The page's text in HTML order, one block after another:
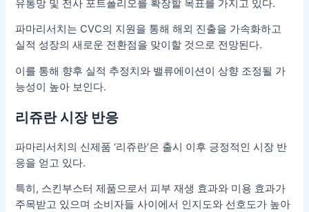
유통망 및 전사 포트폴리오를 확장할 목표를 가지고 있다.
파마리서치는 CVC의 지원을 통해 해외 진출을 가속화하고
실적 성장의 새로운 전환점을 맞이할 것으로 전망된다.
이를 통해 향후 실적 추정치와 밸류에이션이 상향 조정될 가
능성이 높아 보인다.
리쥬란 시장 반응
파마리서치의 신제품 ‘리쥬란’은 출시 이후 긍정적인 시장 반
응을 얻고 있다.
특히, 스킨부스터 제품으로서 피부 재생 효과와 미용 효과가
주목받고 있으며 소비자들 사이에서 인지도와 선호도가 높아